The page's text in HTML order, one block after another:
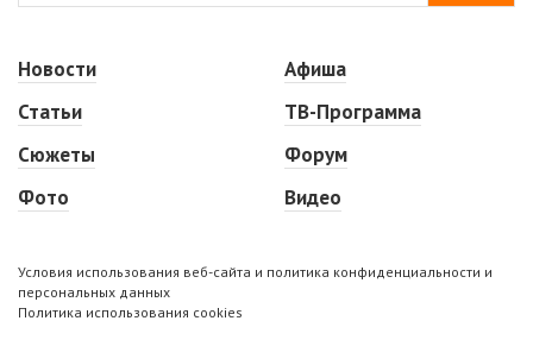
Новости
Статьи
Сюжеты
Фото
Афиша
ТВ-Программа
Форум
Видео
Условия использования веб-сайта и политика конфиденциальности и
персональных данных
Политика использования cookies